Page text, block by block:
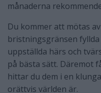
månaderna
Du kommer att mötas
bristningsgränsen
uppställda härs och
på bästa sätt. Däremot
hittar du dem i en
orättvis världen är.